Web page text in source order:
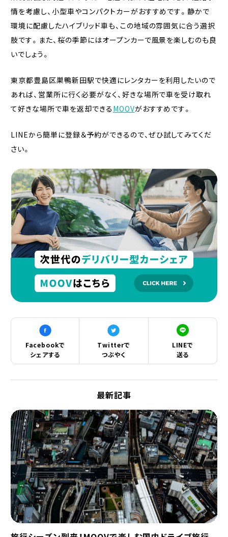
情を考慮し、小型車やコンパクトカーがおすすめです。静かで
環境に配慮したハイブリッド車も、この地域の雰囲気に合う選択
肢です。また、桜の季節にはオープンカーで風景を楽しむのも良
いでしょう。
東京都豊島区巣鴨新田駅で快適にレンタカーを利用したいので
あれば、営業所に行く必要がなく、好きな場所で車を受け取れ
て好きな場所で車を返却できる MOOVがおすすめです。
LINEから簡単に登録＆予約ができるので、ぜひ試してみてくだ
さい。
Facebookで
シェアする
Twitterで
つぶやく
LINEで
送る
最新記事